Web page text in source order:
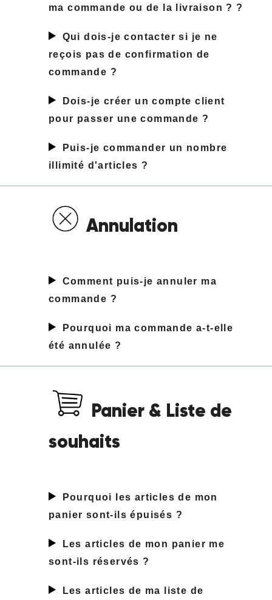
ma commande ou de la livraison ? ?
Qui dois-je contacter si je ne
reçois pas de confirmation de
commande ?
Dois-je créer un compte client
pour passer une commande ?
Puis-je commander un nombre
illimité d'articles ?
Annulation
Comment puis-je annuler ma
commande ?
Pourquoi ma commande a-t-elle
été annulée ?
Panier & Liste de
souhaits
Pourquoi les articles de mon
panier sont-ils épuisés ?
Les articles de mon panier me
sont-ils réservés ?
Les articles de ma liste de